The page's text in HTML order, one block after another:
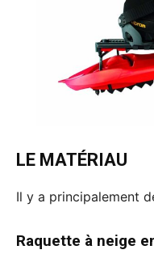
LE MATÉRIAU
Il y a principalement
Raquette à neige